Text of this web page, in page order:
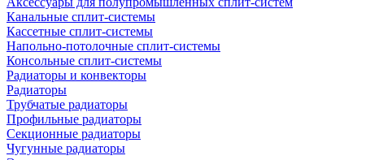
Канальные сплит-системы
Кассетные сплит-системы
Напольно-потолочные сплит-системы
Консольные сплит-системы
Радиаторы и конвекторы
Радиаторы
Трубчатые радиаторы
Профильные радиаторы
Секционные радиаторы
Чугунные радиаторы